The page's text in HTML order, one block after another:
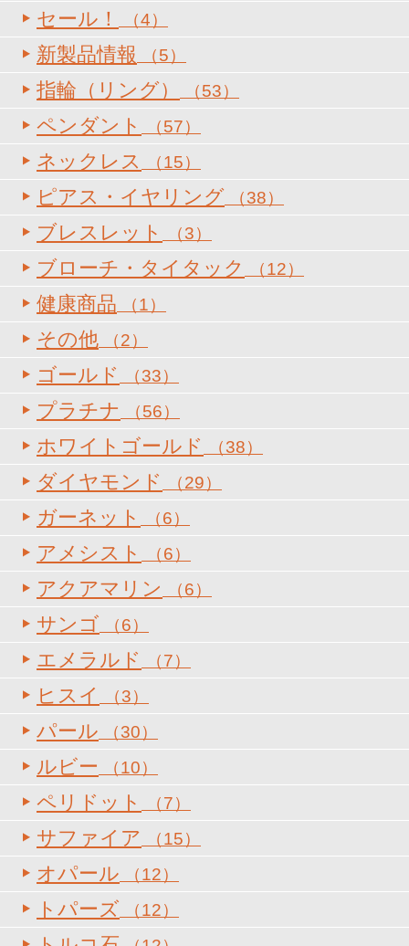
セール！ （4）
新製品情報 （5）
指輪（リング） （53）
ペンダント （57）
ネックレス （15）
ピアス・イヤリング （38）
ブレスレット （3）
ブローチ・タイタック （12）
健康商品 （1）
その他 （2）
ゴールド （33）
プラチナ （56）
ホワイトゴールド （38）
ダイヤモンド （29）
ガーネット （6）
アメシスト （6）
アクアマリン （6）
サンゴ （6）
エメラルド （7）
ヒスイ （3）
パール （30）
ルビー （10）
ペリドット （7）
サファイア （15）
オパール （12）
トパーズ （12）